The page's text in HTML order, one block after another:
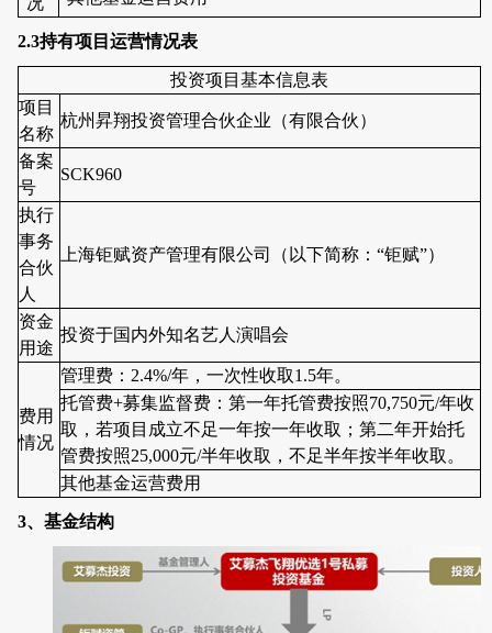
2.3持有项目运营情况表
投资项目基本信息表
项目
名称
杭州昇翔投资管理合伙企业（有限合伙）
备案
号
SCK960
执行
事务
合伙
人
上海钜赋资产管理有限公司（以下简称：“钜赋”）
资金
用途
投资于国内外知名艺人演唱会
费用
情况
管理费： 2.4%/年，一次性收取1.5年。
托管费+募集监督费：第一年托管费按照70,750元/年收
取，若项目成立不足一年按一年收取；第二年开始托
管费按照25,000元/半年收取，不足半年按半年收取。
其他基金运营费用
3、基金结构